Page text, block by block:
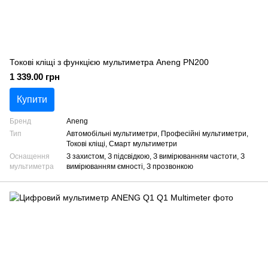
Токові кліщі з функцією мультиметра Aneng PN200
1 339.00 грн
Купити
Бренд
Aneng
Тип
Автомобільні мультиметри, Професійні мультиметри,
Токові кліщі, Смарт мультиметри
Оснащення
мультиметра
З захистом, З підсвідкою, З вимірюванням частоти, З
вимірюванням ємності, З прозвонкою